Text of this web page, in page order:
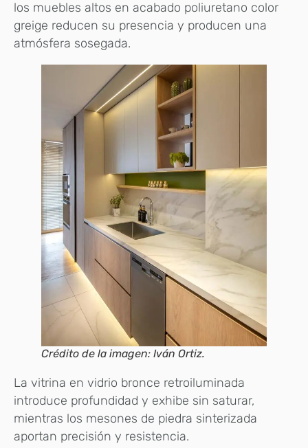
los muebles altos en acabado poliuretano color
greige reducen su presencia y producen una
atmósfera sosegada.
Crédito de la imagen: Iván Ortiz.
La vitrina en vidrio bronce retroiluminada
introduce profundidad y exhibe sin saturar,
mientras los mesones de piedra sinterizada
aportan precisión y resistencia.